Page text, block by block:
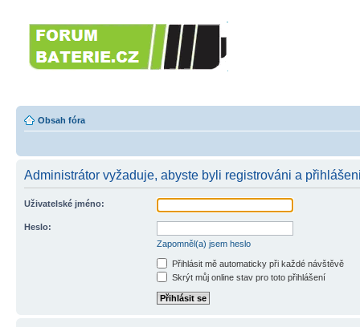
Obsah fóra
Administrátor vyžaduje, abyste byli registrováni a
Uživatelské jméno:
Heslo:
Zapomněl(a) jsem heslo
Přihlásit mě automaticky při každé návštěvě
Skrýt můj online stav pro toto přihlášení